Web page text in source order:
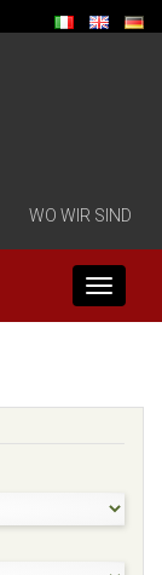
WO WIR SIND
Toggle